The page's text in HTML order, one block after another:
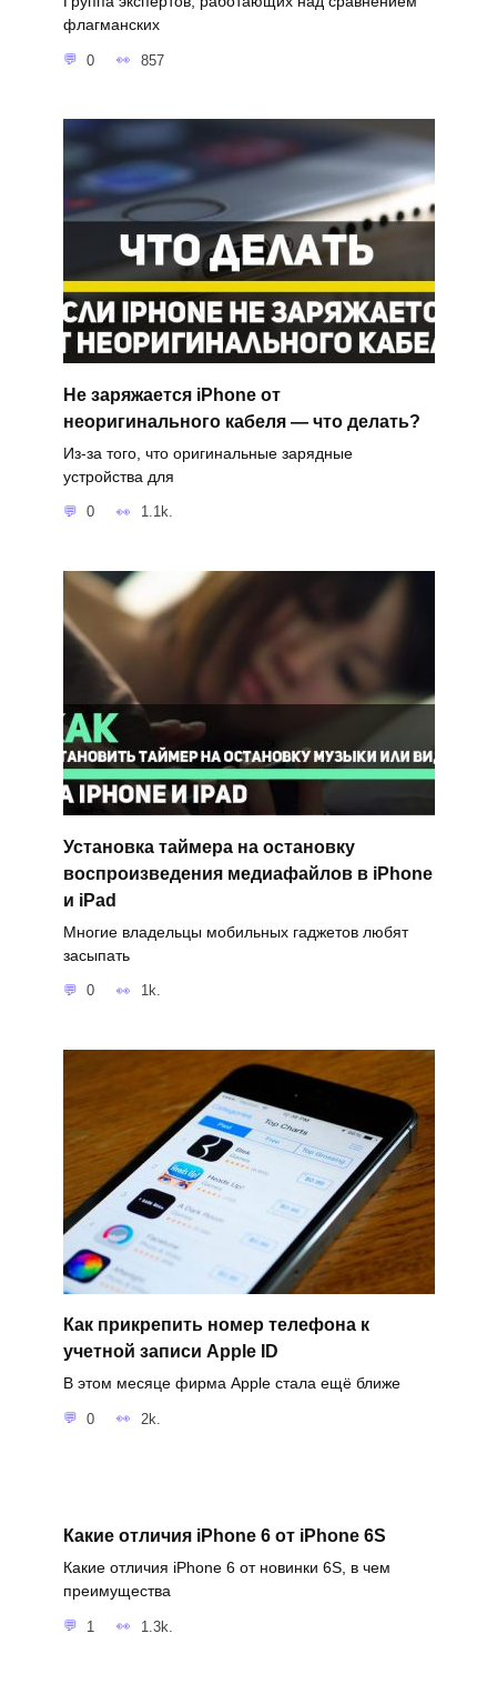
флагманских
0 857
Не заряжается iPhone от
неоригинального кабеля — что делать?
Из-за того, что оригинальные зарядные
устройства для
0 1.1k.
Установка таймера на остановку
воспроизведения медиафайлов в iPhone
и iPad
Многие владельцы мобильных гаджетов любят
засыпать
0 1k.
Как прикрепить номер телефона к
учетной записи Apple ID
В этом месяце фирма Apple стала ещё ближе
0 2k.
Какие отличия iPhone 6 от iPhone 6S
Какие отличия iPhone 6 от новинки 6S, в чем
преимущества
1 1.3k.